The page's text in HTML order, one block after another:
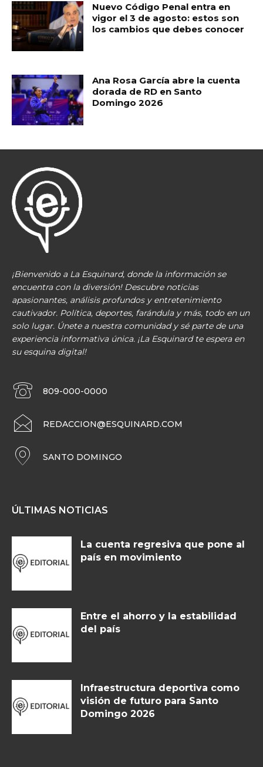
Nuevo Código Penal entra en
vigor el 3 de agosto: estos son
los cambios que debes conocer
Ana Rosa García abre la cuenta
dorada de RD en Santo
Domingo 2026
¡Bienvenido a La Esquinard, donde la información se
encuentra con la diversión! Descubre noticias
apasionantes, análisis profundos y entretenimiento
cautivador. Política, deportes, farándula y más, todo en un
solo lugar. Únete a nuestra comunidad y sé parte de una
experiencia informativa única. ¡La Esquinard te espera en
su esquina digital!
809-000-0000
REDACCION@ESQUINARD.COM
SANTO DOMINGO
ÚLTIMAS NOTICIAS
La cuenta regresiva que pone al
país en movimiento
Entre el ahorro y la estabilidad
del país
Infraestructura deportiva como
visión de futuro para Santo
Domingo 2026